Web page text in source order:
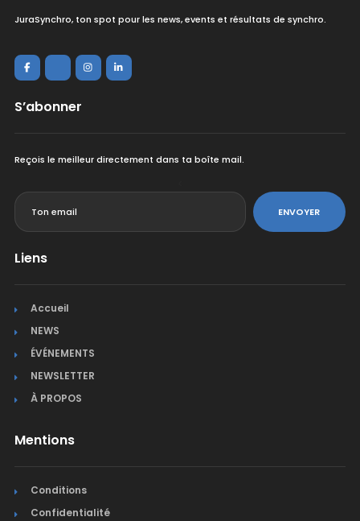
JuraSynchro, ton spot pour les news, events et résultats de synchro.
S’abonner
Reçois le meilleur directement dans ta boîte mail.
ENVOYER
Liens
Accueil
NEWS
ÉVÉNEMENTS
NEWSLETTER
À PROPOS
Mentions
Conditions
Confidentialité